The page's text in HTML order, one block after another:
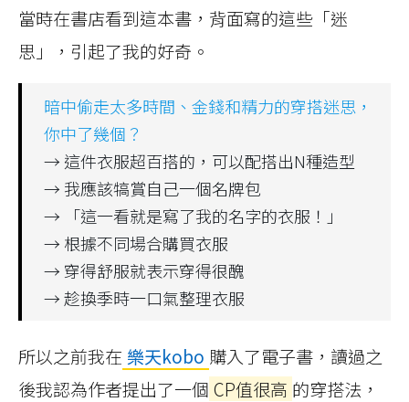
當時在書店看到這本書，背面寫的這些「迷
思」，引起了我的好奇。
暗中偷走太多時間、金錢和精力的穿搭迷思，
你中了幾個？
→ 這件衣服超百搭的，可以配搭出N種造型
→ 我應該犒賞自己一個名牌包
→ 「這一看就是寫了我的名字的衣服！」
→ 根據不同場合購買衣服
→ 穿得舒服就表示穿得很醜
→ 趁換季時一口氣整理衣服
所以之前我在 樂天kobo 購入了電子書，讀過之
後我認為作者提出了一個 CP值很高 的穿搭法，